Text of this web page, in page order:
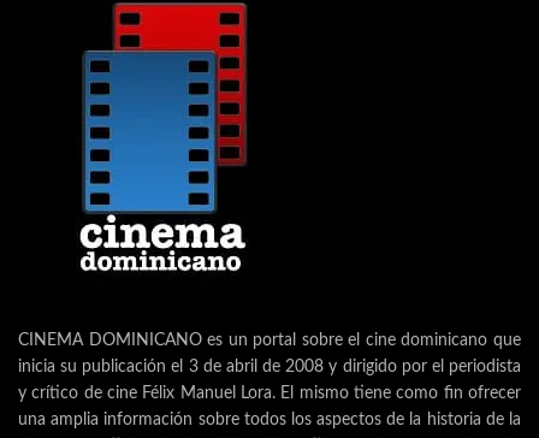
CINEMA DOMINICANO es un portal sobre el cine dominicano que
inicia su publicación el 3 de abril de 2008 y dirigido por el periodista
y crítico de cine Félix Manuel Lora. El mismo tiene como fin ofrecer
una amplia información sobre todos los aspectos de la historia de la